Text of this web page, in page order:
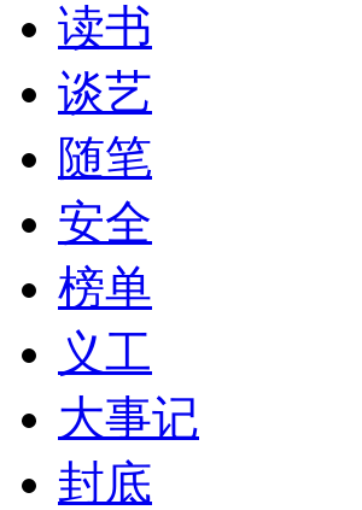
读书
谈艺
随笔
安全
榜单
义工
大事记
封底